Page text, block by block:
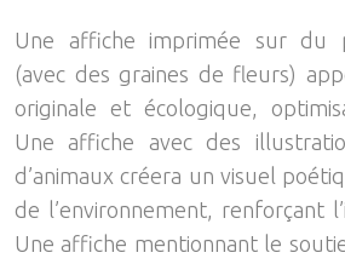
Une affiche imprimée sur du
(avec des graines de fleurs)
originale et écologique,
Une affiche avec des
d’animaux créera un visuel
de l’environnement, renforçant
Une affiche mentionnant le